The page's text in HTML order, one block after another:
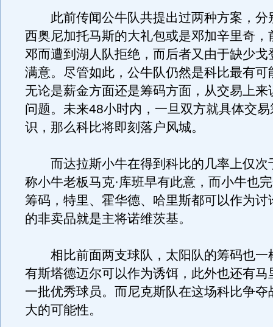
此前传闻公牛队共提出过两种方案，分
西奥尼加托马斯的大礼包或是邓加辛里奇，
邓而遭到湖人队拒绝，而后者又由于缺少戈
满意。尽管如此，公牛队仍然是科比最有可
无论是薪金方面还是筹码方面，从交易上来
问题。未来48小时内，一旦双方就具体交
识，那么科比将即刻落户风城。
而达拉斯小牛在得到科比的几率上仅次
称小牛老板马克·库班早有此意，而小牛也
筹码，特里、霍华德、哈里斯都可以作为讨
的非卖品就是主将诺维茨基。
相比前面两支球队，太阳队的筹码也一
有斯塔德迈尔可以作为诱饵，此外也还有马
一批优秀球员。而尼克斯队在这场科比争夺
大的可能性。